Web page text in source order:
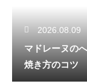
2026.08.09
マドレーヌの
焼き方のコツ